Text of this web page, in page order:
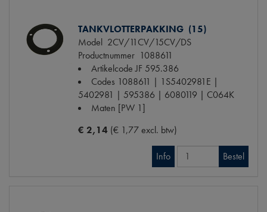
TANKVLOTTERPAKKING (15)
Model 2CV/11CV/15CV/DS
Productnummer 1088611
Artikelcode JF 595.386
Codes 1088611 | 1S5402981E |
5402981 | 595386 | 6080119 | C064K
Maten [PW 1]
€ 2,14 (€ 1,77 excl. btw)
Info Bestel